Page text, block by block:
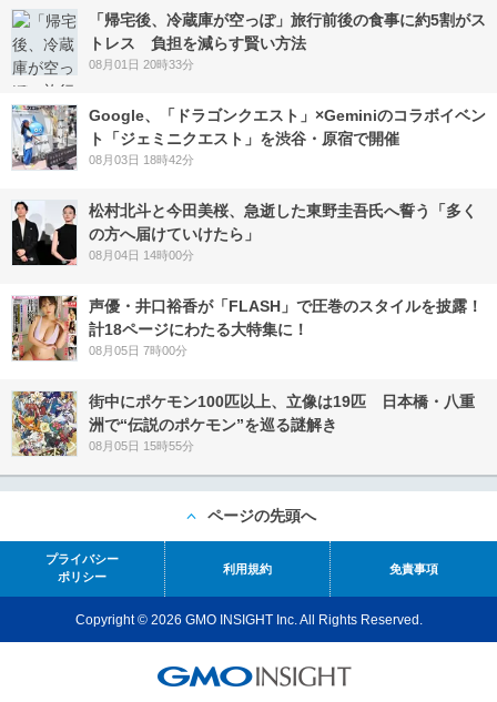
「帰宅後、冷蔵庫が空っぽ」旅行前後の食事に約5割がス
トレス 負担を減らす賢い方法
08月01日 20時33分
Google、「ドラゴンクエスト」×Geminiのコラボイベン
ト「ジェミニクエスト」を渋谷・原宿で開催
08月03日 18時42分
松村北斗と今田美桜、急逝した東野圭吾氏へ誓う「多く
の方へ届けていけたら」
08月04日 14時00分
声優・井口裕香が「FLASH」で圧巻のスタイルを披露！
計18ページにわたる大特集に！
08月05日 7時00分
街中にポケモン100匹以上、立像は19匹 日本橋・八重
洲で“伝説のポケモン”を巡る謎解き
08月05日 15時55分
ページの先頭へ
プライバシー
ポリシー
利用規約 免責事項
Copyright © 2026 GMO INSIGHT Inc. All Rights Reserved.